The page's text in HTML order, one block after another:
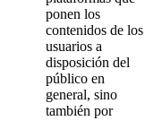
ponen los
contenidos de los
usuarios a
disposición del
público en
general, sino
también por